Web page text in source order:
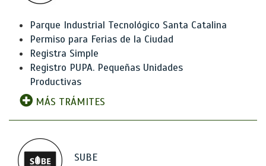
Parque Industrial Tecnológico Santa Catalina
Permiso para Ferias de la Ciudad
Registra Simple
Registro PUPA. Pequeñas Unidades
Productivas
MÁS TRÁMITES
SUBE